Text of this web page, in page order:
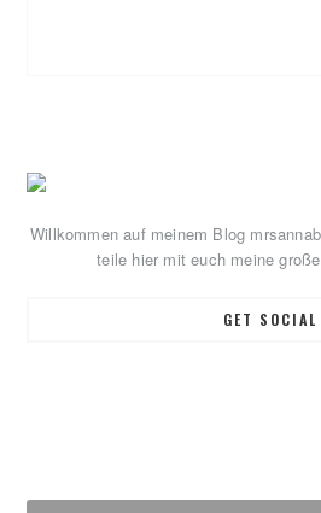
Primary
Sidebar
Willkommen auf meinem Blog
teile hier mit euch meine
GET SOCIAL